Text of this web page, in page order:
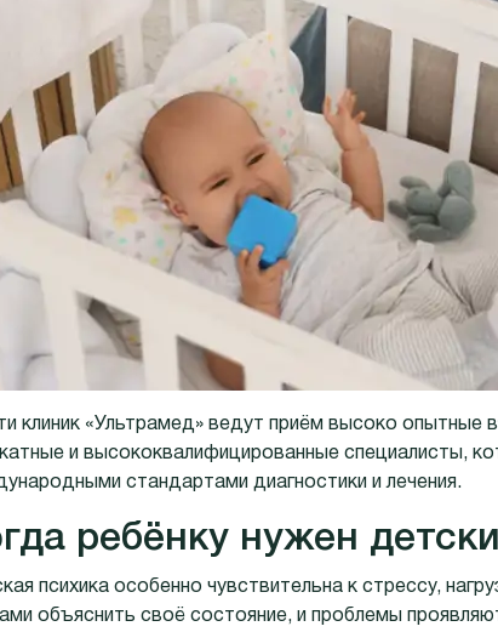
клиник «Ультрамед» ведут приём высоко опытные
и высококвалифицированные специалисты,
стандартами диагностики и лечения.
ребёнку нужен
психика особенно чувствительна к стрессу,
объяснить своё состояние, и проблемы